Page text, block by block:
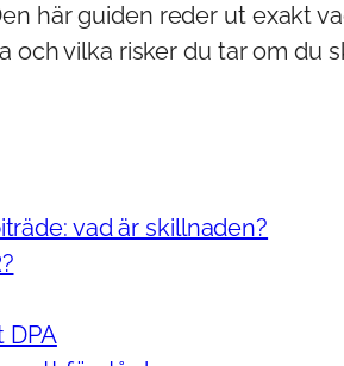
här guiden reder ut exakt
och vilka risker du tar om du
vad är skillnaden?
DPA